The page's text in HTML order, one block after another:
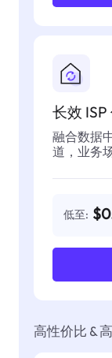
长效 ISP
融合数据
道，业务
低至:
高性价比 &